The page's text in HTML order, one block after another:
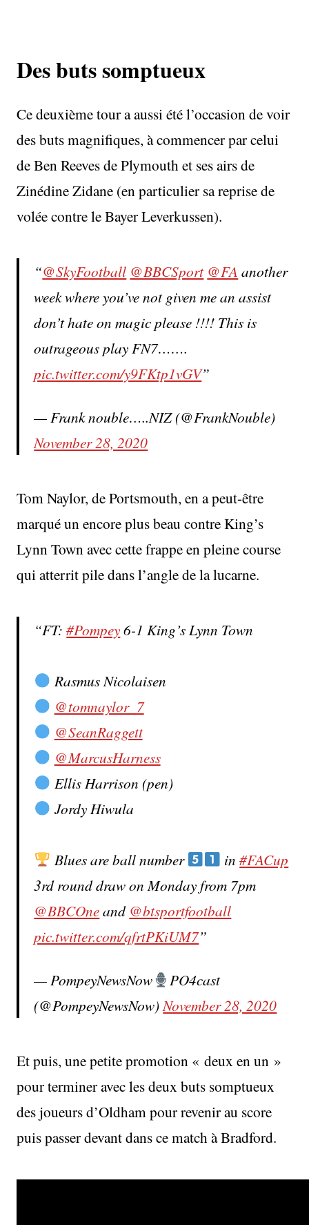
Des buts somptueux
Ce deuxième tour a aussi été l’occasion de voir
des buts magnifiques, à commencer par celui
de Ben Reeves de Plymouth et ses airs de
Zinédine Zidane (en particulier sa reprise de
volée contre le Bayer Leverkussen).
@SkyFootball @BBCSport @FA another
week where you’ve not given me an assist
don’t hate on magic please !!!! This is
outrageous play FN7…….
pic.twitter.com/y9FKtp1vGV
— Frank nouble…..NIZ (@FrankNouble)
November 28, 2020
Tom Naylor, de Portsmouth, en a peut-être
marqué un encore plus beau contre King’s
Lynn Town avec cette frappe en pleine course
qui atterrit pile dans l’angle de la lucarne.
FT:#Pompey6-1 King’s Lynn Town
Rasmus Nicolaisen
@tomnaylor_7
@SeanRaggett
@MarcusHarness
Ellis Harrison (pen)
Jordy Hiwula
Blues are ball number in#FACup
3rd round draw on Monday from 7pm
@BBCOneand @btsportfootball
pic.twitter.com/qfrtPKiUM7
— PompeyNewsNow
PO4cast
(@PompeyNewsNow)November 28, 2020
Et puis, une petite promotion « deux en un »
pour terminer avec les deux buts somptueux
des joueurs d’Oldham pour revenir au score
puis passer devant dans ce match à Bradford.